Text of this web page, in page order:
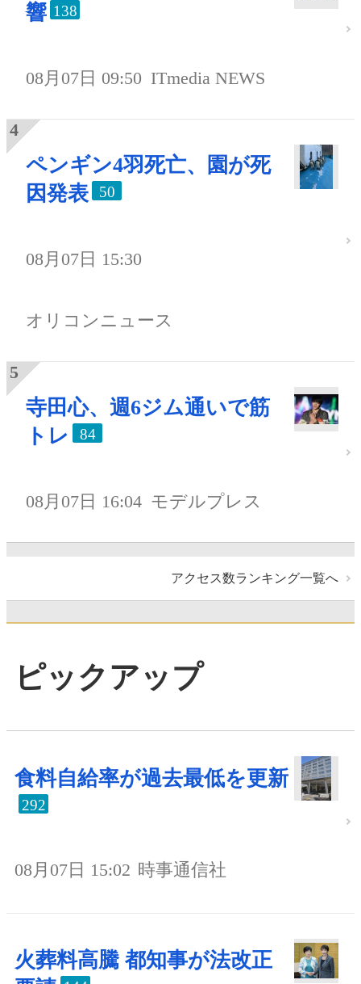
響 138
08月07日 09:50 ITmedia NEWS
ペンギン4羽死亡、園が死
因発表
50
08月07日 15:30
オリコンニュース
寺田心、週6ジム通いで筋
トレ
84
08月07日 16:04 モデルプレス
アクセス数ランキング一覧へ
ピックアップ
食料自給率が過去最低を更新
292
08月07日 15:02 時事通信社
火葬料高騰 都知事が法改正